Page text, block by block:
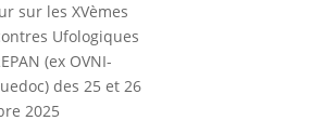
sur les XVèmes
Ufologiques
(ex OVNI-
des 25 et 26
2025